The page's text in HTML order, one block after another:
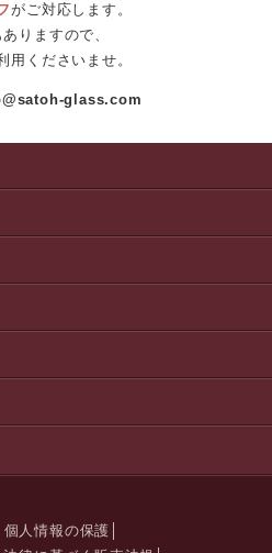
がご対応します。
りますので、
用くださいませ。
glass.com
個人情報の保護